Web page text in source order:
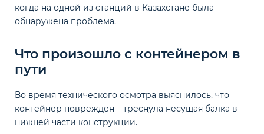
когда на одной из станций в Казахстане была
обнаружена проблема.
Что произошло с контейнером в
пути
Во время технического осмотра выяснилось, что
контейнер поврежден – треснула несущая балка в
нижней части конструкции.